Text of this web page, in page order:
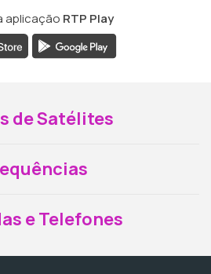
aplicação RTP Play
de Satélites
e Telefones